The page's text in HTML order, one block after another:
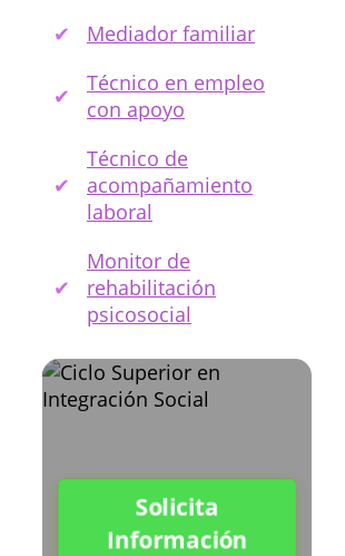
Mediador familiar
Técnico en empleo
con apoyo
Técnico de
acompañamiento
laboral
Monitor de
rehabilitación
psicosocial
Solicita
Información